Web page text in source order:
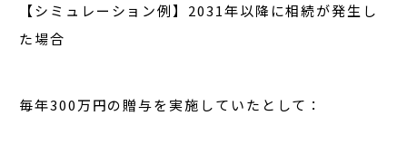
【シミュレーション例】2031年以降に相続が発生し
た場合
毎年300万円の贈与を実施していたとして：